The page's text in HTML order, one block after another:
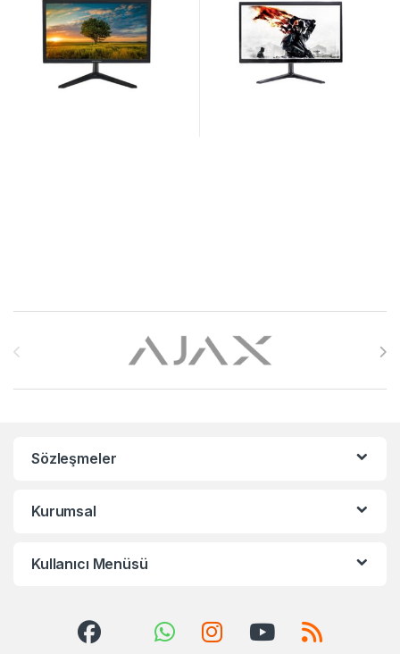
Sözleşmeler
Kurumsal
Kullanıcı Menüsü